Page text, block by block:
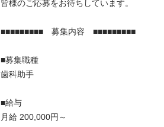
皆様のご応募をお待ちしています。
■■■■■■■■■　募集内容　■■■■■■■■■
■募集職種
歯科助手
■給与
月給 200,000円～